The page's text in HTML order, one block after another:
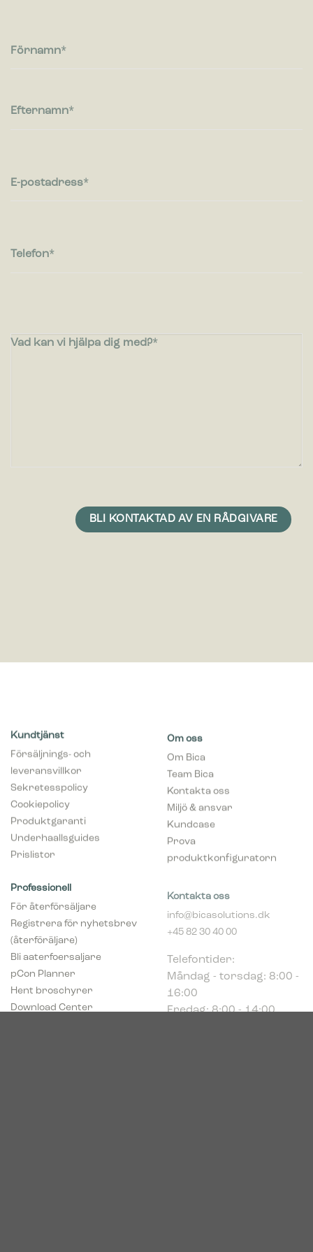
relevanta och engagerande för enskilda användare, och
Förnamn
Efternamn
E-postadress
Telefon
Vad kan vi hjälpa dig med?
Kundtjänst
Försäljnings- och
leveransvillkor
Sekretesspolicy
Cookiepolicy
Produktgaranti
Underhaallsguides
Prislistor
Om oss
Om Bica
Team Bica
Kontakta oss
Miljö & ansvar
Kundcase
Prova
produktkonfiguratorn
Professionell
För återförsäljare
Registrera för nyhetsbrev
(återföräljare)
Bli aaterfoersaljare
pCon Planner
Hent broschyrer
Download Center
+45 82 30 40 00
Måndag - torsdag: 8:00 -
16:00
Fredag: 8:00 - 14:00